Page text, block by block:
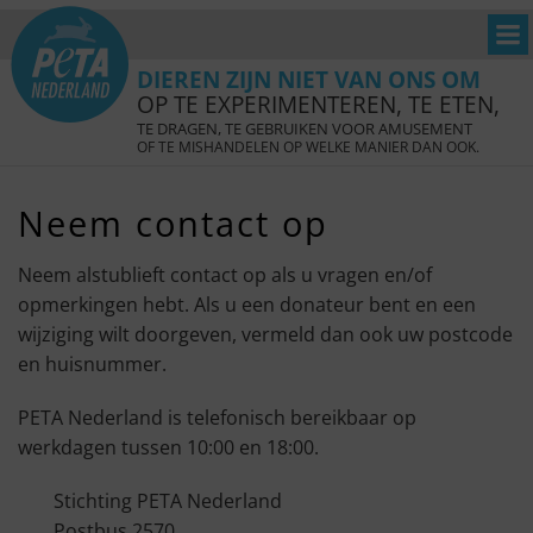
DIEREN ZIJN NIET VAN ONS OM
OP TE EXPERIMENTEREN, TE ETEN,
TE DRAGEN, TE GEBRUIKEN VOOR AMUSEMENT
OF TE MISHANDELEN OP WELKE MANIER DAN OOK.
Neem contact op
Neem alstublieft contact op als u vragen en/of
opmerkingen hebt. Als u een donateur bent en een
wijziging wilt doorgeven, vermeld dan ook uw postcode
en huisnummer.
PETA Nederland is telefonisch bereikbaar op
werkdagen tussen 10:00 en 18:00.
Stichting PETA Nederland